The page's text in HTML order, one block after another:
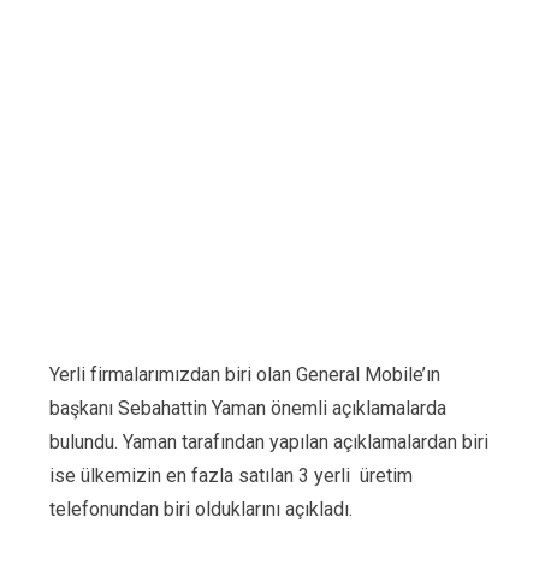
Yerli firmalarımızdan biri olan General Mobile’ın
başkanı Sebahattin Yaman önemli açıklamalarda
bulundu. Yaman tarafından yapılan açıklamalardan biri
ise ülkemizin en fazla satılan 3 yerli üretim
telefonundan biri olduklarını açıkladı.